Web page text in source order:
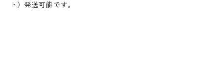
ト）発送可能です。